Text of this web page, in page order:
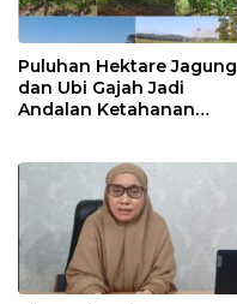
Puluhan Hektare Jagung
dan Ubi Gajah Jadi
Andalan Ketahanan